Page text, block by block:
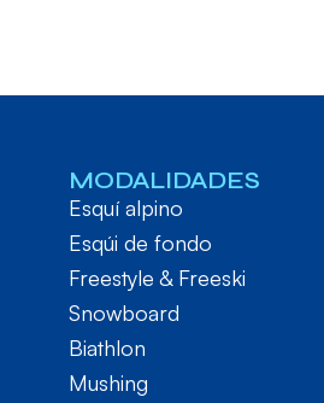
MODALIDADES
Esquí alpino
Esqúi de fondo
Freestyle & Freeski
Snowboard
Biathlon
Mushing